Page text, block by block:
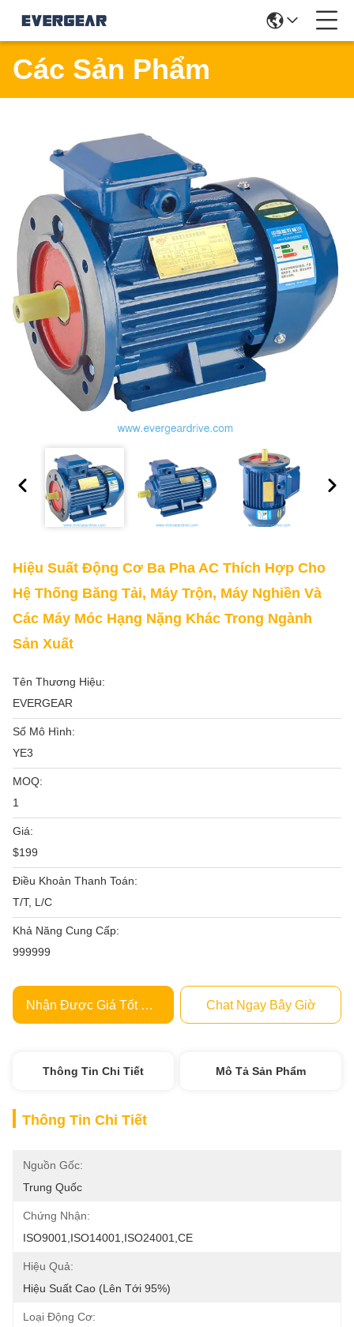
Các Sản Phẩm
Hiệu Suất Động Cơ Ba Pha AC Thích Hợp Cho
Hệ Thống Băng Tải, Máy Trộn, Máy Nghiền Và
Các Máy Móc Hạng Nặng Khác Trong Ngành
Sản Xuất
Tên Thương Hiệu:
EVERGEAR
Số Mô Hình:
YE3
MOQ:
1
Giá:
$199
Điều Khoản Thanh Toán:
T/T, L/C
Khả Năng Cung Cấp:
999999
Nhận Được Giá Tốt Nhất Chat Ngay Bây Giờ
Thông Tin Chi Tiết Mô Tả Sản Phẩm
Thông Tin Chi Tiết
Nguồn Gốc:
Trung Quốc
Chứng Nhận:
ISO9001,ISO14001,ISO24001,CE
Hiệu Quả:
Hiệu Suất Cao (lên Tới 95%)
Loại Động Cơ: